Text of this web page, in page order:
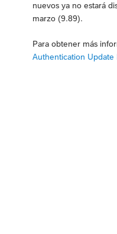
nuevos ya no estará
marzo (9.89).
Para obtener más
Authentication Update